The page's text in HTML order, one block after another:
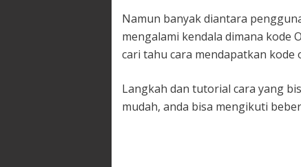
Namun banyak diantara
mengalami kendala dimana kode
cari tahu cara mendapatkan
Langkah dan tutorial cara yang
mudah, anda bisa mengikuti